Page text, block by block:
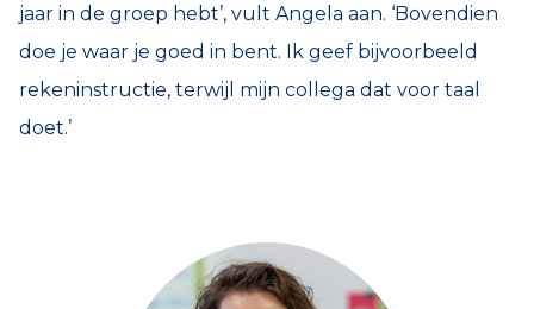
jaar in de groep hebt’, vult Angela aan. ‘Bovendien
doe je waar je goed in bent. Ik geef bijvoorbeeld
rekeninstructie, terwijl mijn collega dat voor taal
doet.’